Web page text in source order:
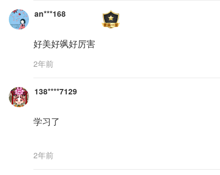
an***168
好美好飒好厉害
2年前
138****7129
学习了
2年前